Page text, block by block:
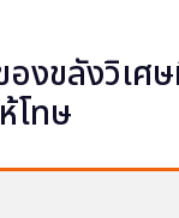
องขลังวิเ
โทษ